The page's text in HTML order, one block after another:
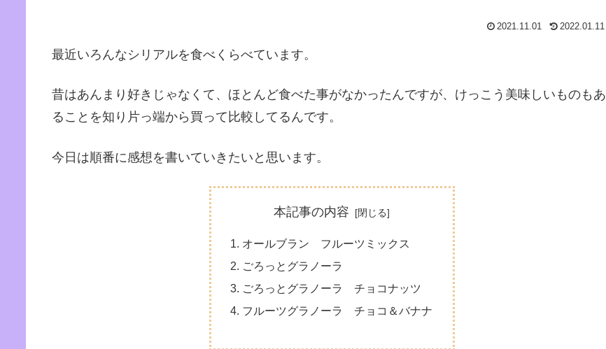
2021.11.01 2022.01.11
最近いろんなシリアルを食べくらべています。
昔はあんまり好きじゃなくて、ほとんど食べた事がなかったんですが、けっこう美味しいものもあ
ることを知り片っ端から買って比較してるんです。
今日は順番に感想を書いていきたいと思います。
本記事の内容
オールブラン フルーツミックス
ごろっとグラノーラ
ごろっとグラノーラ チョコナッツ
フルーツグラノーラ チョコ＆バナナ